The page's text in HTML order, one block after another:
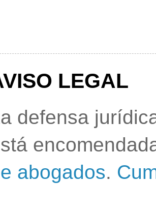
LEGAL
defensa
abogados.